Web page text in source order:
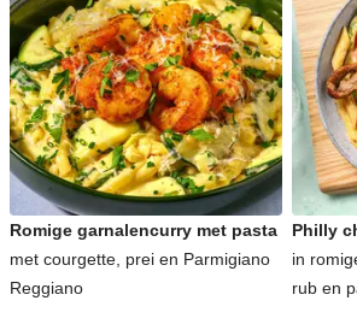
Romige garnalencurry met pasta
met courgette, prei en Parmigiano
Reggiano
Philly
in
rub en